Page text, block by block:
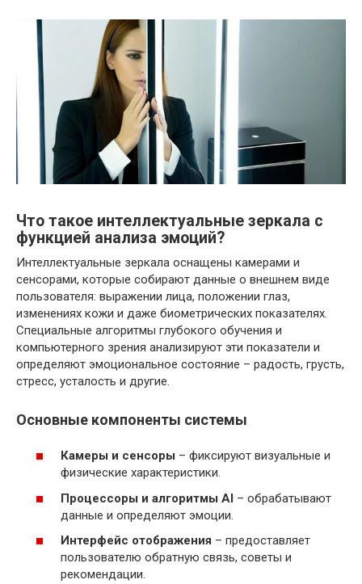
Что такое интеллектуальные зеркала с
функцией анализа эмоций?
Интеллектуальные зеркала оснащены камерами и
сенсорами, которые собирают данные о внешнем виде
пользователя: выражении лица, положении глаз,
изменениях кожи и даже биометрических показателях.
Специальные алгоритмы глубокого обучения и
компьютерного зрения анализируют эти показатели и
определяют эмоциональное состояние – радость, грусть,
стресс, усталость и другие.
Основные компоненты системы
Камеры и сенсоры – фиксируют визуальные и
физические характеристики.
Процессоры и алгоритмы AI – обрабатывают
данные и определяют эмоции.
Интерфейс отображения – предоставляет
пользователю обратную связь, советы и
рекомендации.